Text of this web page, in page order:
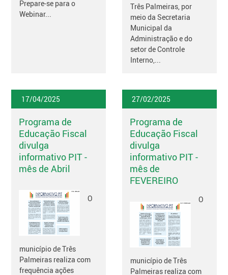
Prepare-se para o
Webinar...
Três Palmeiras, por
meio da Secretaria
Municipal da
Administração e do
setor de Controle
Interno,...
17/04/2025
Programa de
Educação Fiscal
divulga
informativo PIT -
mês de Abril
O
município de Três
Palmeiras realiza com
frequência ações
27/02/2025
Programa de
Educação Fiscal
divulga
informativo PIT -
mês de
FEVEREIRO
O
município de Três
Palmeiras realiza com